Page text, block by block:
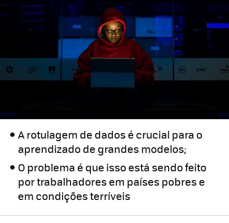
A rotulagem de dados é crucial para o
aprendizado de grandes modelos;
O problema é que isso está sendo feito
por trabalhadores em países pobres e
em condições terríveis